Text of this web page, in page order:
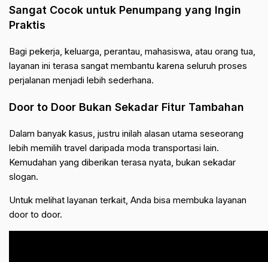
Sangat Cocok untuk Penumpang yang Ingin
Praktis
Bagi pekerja, keluarga, perantau, mahasiswa, atau orang tua,
layanan ini terasa sangat membantu karena seluruh proses
perjalanan menjadi lebih sederhana.
Door to Door Bukan Sekadar Fitur Tambahan
Dalam banyak kasus, justru inilah alasan utama seseorang
lebih memilih travel daripada moda transportasi lain.
Kemudahan yang diberikan terasa nyata, bukan sekadar
slogan.
Untuk melihat layanan terkait, Anda bisa membuka layanan
door to door.